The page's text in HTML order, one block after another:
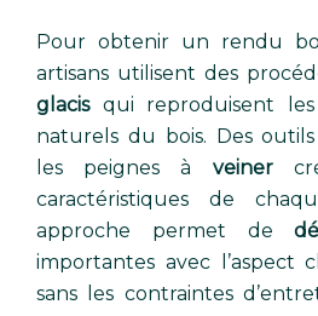
Pour obtenir un rendu
artisans utilisent des
glacisqui reproduisent
naturels du bois. Des outils
les peignes à veiner
caractéristiques de
approche permet de
importantes avec l’aspect
sans les contraintes